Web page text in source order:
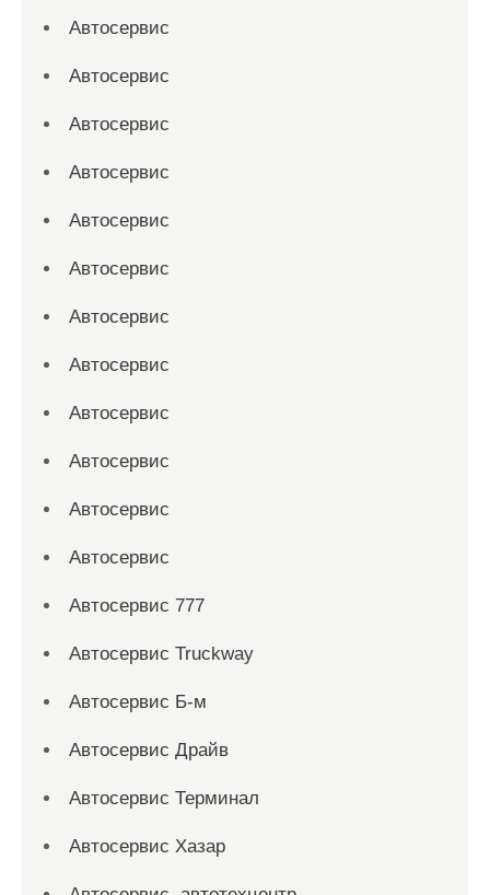
Автосервис
Автосервис
Автосервис
Автосервис
Автосервис
Автосервис
Автосервис
Автосервис
Автосервис
Автосервис
Автосервис
Автосервис
Автосервис 777
Автосервис Truckway
Автосервис Б-м
Автосервис Драйв
Автосервис Терминал
Автосервис Хазар